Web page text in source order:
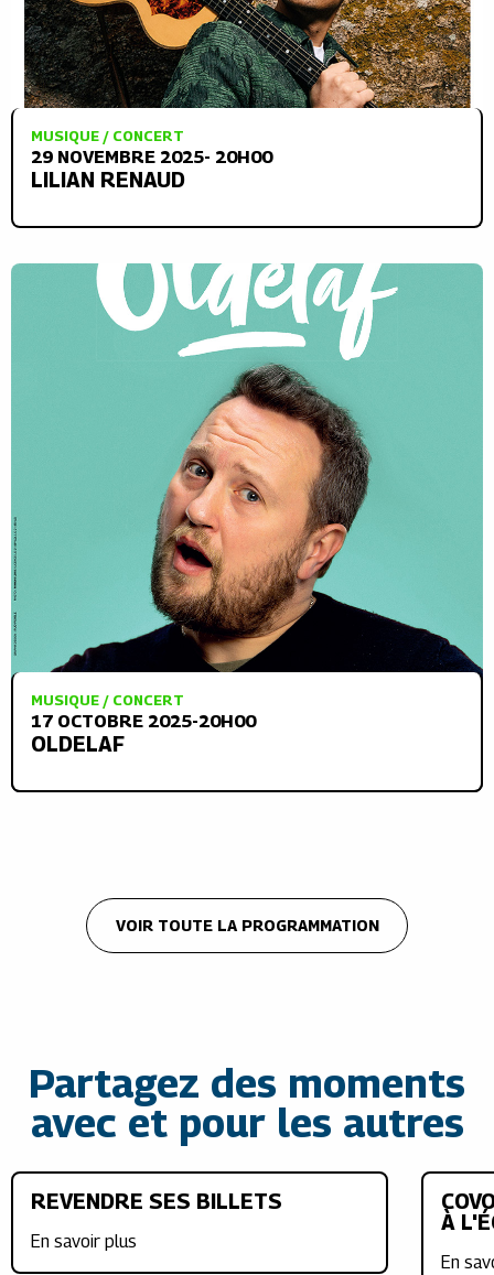
MUSIQUE / CONCERT
29 NOVEMBRE 2025- 20H00
LILIAN RENAUD
MUSIQUE / CONCERT
17 OCTOBRE 2025-20H00
OLDELAF
VOIR TOUTE LA PROGRAMMATION
Partagez des moments
avec et pour les autres
REVENDRE SES BILLETS
En savoir plus
À
En